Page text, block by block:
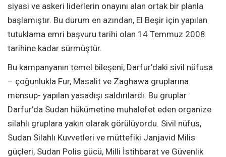
siyasi ve askeri liderlerin onayını alan ortak bir planla
başlamıştır. Bu durum en azından, El Beşir için yapılan
tutuklama emri başvuru tarihi olan 14 Temmuz 2008
tarihine kadar sürmüştür.
Bu kampanyanın temel bileşeni, Darfur’daki sivil nüfusa
– çoğunlukla Fur, Masalit ve Zaghawa gruplarına
mensup- yapılan yasadışı saldırılardı. Bu gruplar
Darfur’da Sudan hükümetine muhalefet eden organize
silahlı gruplara yakın olarak görülüyordu. Sivil nüfus,
Sudan Silahlı Kuvvetleri ve müttefiki Janjavid Milis
güçleri, Sudan Polis gücü, Milli İstihbarat ve Güvenlik